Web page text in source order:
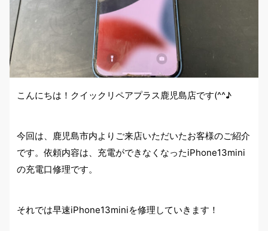
こんにちは！クイックリペアプラス鹿児島店です(^^♪
今回は、鹿児島市内よりご来店いただいたお客様のご紹介
です。依頼内容は、充電ができなくなったiPhone13mini
の充電口修理です。
それでは早速iPhone13miniを修理していきます！